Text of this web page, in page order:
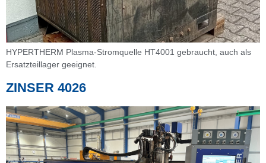
HYPERTHERM Plasma-Stromquelle HT4001 gebraucht, auch als
Ersatzteillager geeignet.
ZINSER 4026